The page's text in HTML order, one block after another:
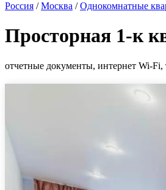
Россия /Москва /Однокомнатные
Просторная 1-к
отчетные документы, интернет Wi-Fi,